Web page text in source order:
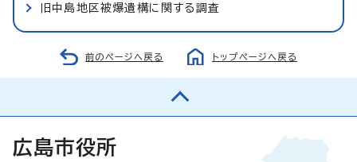
旧中島地区被爆遺構に関する調査
前のページへ戻る トップページへ戻る
広島市役所